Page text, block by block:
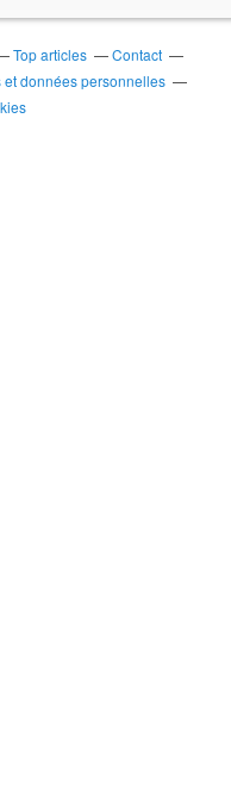
Top articles
Contact
et données personnelles